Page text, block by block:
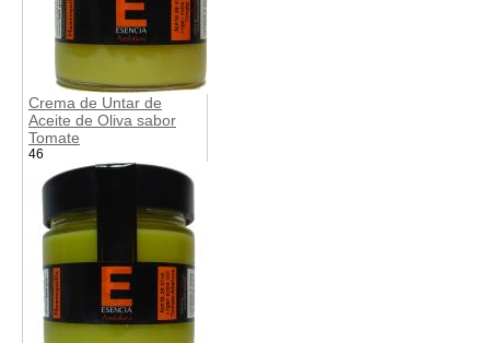
Crema de Untar de
Aceite de Oliva sabor
Tomate
46